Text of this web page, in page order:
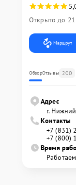
Открыто до
Маршрут
ОбзорОтзывы 200
Адрес
г.
Контакты
+7 (831)
+7 (800)
Время